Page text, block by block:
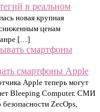
в реальном
новая крупная
ценам
[…]
смартфоны Apple
Apple теперь могут
Bleeping Computer. СМИ
ZecOps,